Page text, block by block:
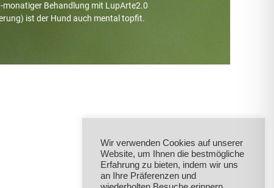
Behandlung mit LupArte2.0
ist der Hund auch mental topfit.
Wir verwenden Cookies auf unserer
Website, um Ihnen die bestmögliche
Erfahrung zu bieten, indem wir uns
an Ihre Präferenzen und